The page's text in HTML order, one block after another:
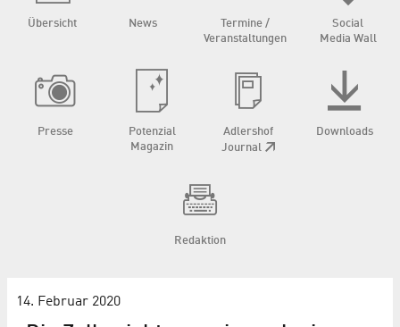
Übersicht News
Termine /
Veranstaltungen
Social
Media Wall
Presse
Potenzial
Magazin
Adlershof
Journal
Downloads
Redaktion
14. Februar 2020